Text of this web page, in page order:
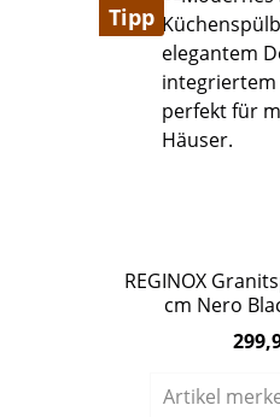
Tipp
REGINOX
cm Nero
Regulärer Preis:
Artikel